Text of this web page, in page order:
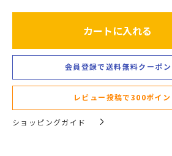
カートに入れる
会員登録で送料無料クーポン
レビュー投稿で300ポイン
ショッピングガイド